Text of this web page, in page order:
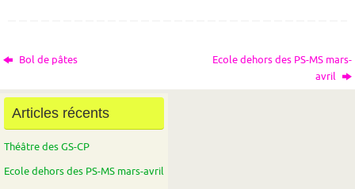
Bol de pâtes
Ecole dehors des PS-MS mars-
avril
Articles récents
Théâtre des GS-CP
Ecole dehors des PS-MS mars-avril